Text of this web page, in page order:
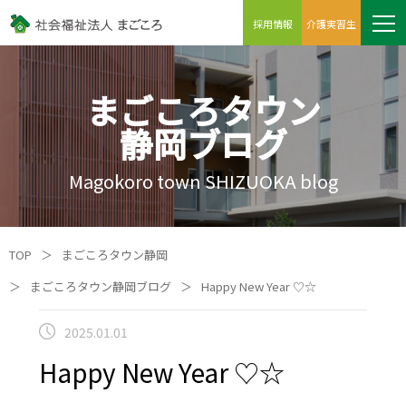
採用情報 介護実習生
まごころタウン
静岡ブログ
Magokoro town SHIZUOKA blog
TOP ＞
まごころタウン静岡
＞
まごころタウン静岡ブログ ＞ Happy New Year ♡☆
2025.01.01
Happy New Year ♡☆